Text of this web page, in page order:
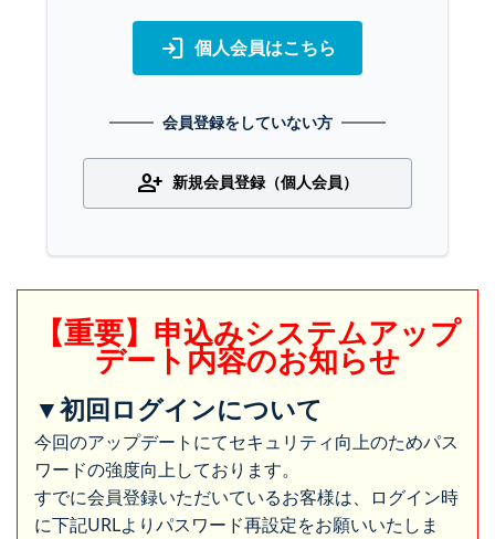
login 個人会員はこちら
会員登録をしていない方
person_add 新規会員登録（個人会員）
【重要】申込みシステムアップ
デート内容のお知らせ
▼初回ログインについて
今回のアップデートにてセキュリティ向上のためパス
ワードの強度向上しております。
すでに会員登録いただいているお客様は、ログイン時
に下記URLよりパスワード再設定をお願いいたしま